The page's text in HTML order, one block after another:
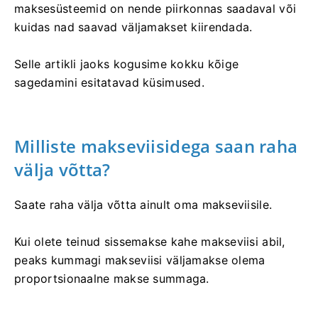
maksesüsteemid on nende piirkonnas saadaval või
kuidas nad saavad väljamakset kiirendada.
Selle artikli jaoks kogusime kokku kõige
sagedamini esitatavad küsimused.
Milliste makseviisidega saan raha
välja võtta?
Saate raha välja võtta ainult oma makseviisile.
Kui olete teinud sissemakse kahe makseviisi abil,
peaks kummagi makseviisi väljamakse olema
proportsionaalne makse summaga.